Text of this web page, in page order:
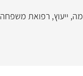
, ייעוץ, רפואת משפחה